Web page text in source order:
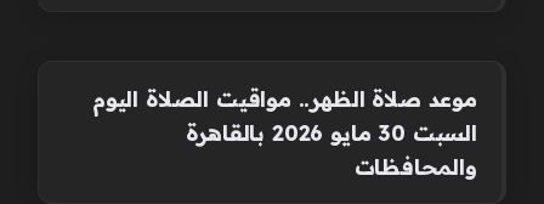
موعد صلاة الظهر.. مواقيت الصلاة اليوم
السبت 30 مايو 2026 بالقاهرة
والمحافظات